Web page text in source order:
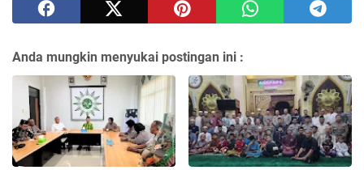
Anda mungkin menyukai postingan ini :